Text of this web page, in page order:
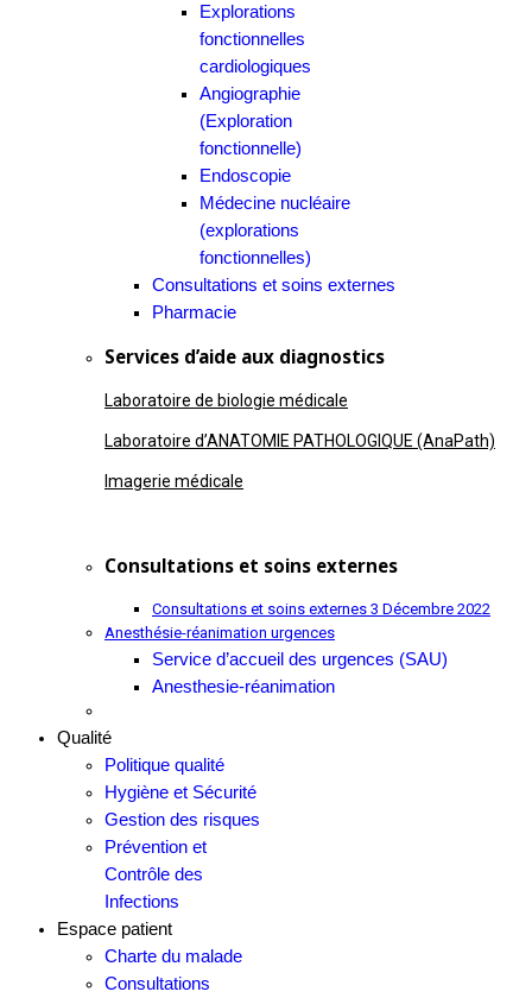
Explorations
fonctionnelles
cardiologiques
Angiographie
(Exploration
fonctionnelle)
Endoscopie
Médecine nucléaire
(explorations
fonctionnelles)
Consultations et soins externes
Pharmacie
Services d’aide aux diagnostics
Laboratoire de biologie médicale
Laboratoire d’ANATOMIE PATHOLOGIQUE (AnaPath)
Imagerie médicale
Consultations et soins externes
Consultations et soins externes 3 Décembre 2022
Anesthésie-réanimation urgences
Service d’accueil des urgences (SAU)
Anesthesie-réanimation
Qualité
Politique qualité
Hygiène et Sécurité
Gestion des risques
Prévention et
Contrôle des
Infections
Espace patient
Charte du malade
Consultations